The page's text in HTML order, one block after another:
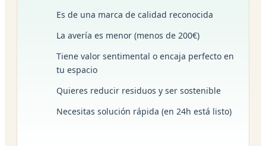
Es de una marca de calidad reconocida
La avería es menor (menos de 200€)
Tiene valor sentimental o encaja perfecto en
tu espacio
Quieres reducir residuos y ser sostenible
Necesitas solución rápida (en 24h está listo)